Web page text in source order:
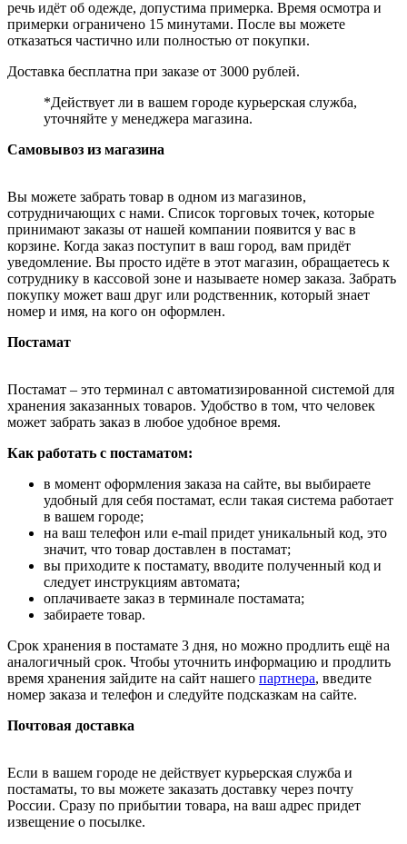
речь идёт об одежде, допустима примерка. Время осмотра и
примерки ограничено 15 минутами. После вы можете
отказаться частично или полностью от покупки.
Доставка бесплатна при заказе от 3000 рублей.
*Действует ли в вашем городе курьерская служба,
уточняйте у менеджера магазина.
Самовывоз из магазина
Вы можете забрать товар в одном из магазинов,
сотрудничающих с нами. Список торговых точек, которые
принимают заказы от нашей компании появится у вас в
корзине. Когда заказ поступит в ваш город, вам придёт
уведомление. Вы просто идёте в этот магазин, обращаетесь к
сотруднику в кассовой зоне и называете номер заказа. Забрать
покупку может ваш друг или родственник, который знает
номер и имя, на кого он оформлен.
Постамат
Постамат – это терминал с автоматизированной системой для
хранения заказанных товаров. Удобство в том, что человек
может забрать заказ в любое удобное время.
Как работать с постаматом:
в момент оформления заказа на сайте, вы выбираете
удобный для себя постамат, если такая система работает
в вашем городе;
на ваш телефон или e-mail придет уникальный код, это
значит, что товар доставлен в постамат;
вы приходите к постамату, вводите полученный код и
следует инструкциям автомата;
оплачиваете заказ в терминале постамата;
забираете товар.
Срок хранения в постамате 3 дня, но можно продлить ещё на
аналогичный срок. Чтобы уточнить информацию и продлить
время хранения зайдите на сайт нашего партнера, введите
номер заказа и телефон и следуйте подсказкам на сайте.
Почтовая доставка
Если в вашем городе не действует курьерская служба и
постаматы, то вы можете заказать доставку через почту
России. Сразу по прибытии товара, на ваш адрес придет
извещение о посылке.